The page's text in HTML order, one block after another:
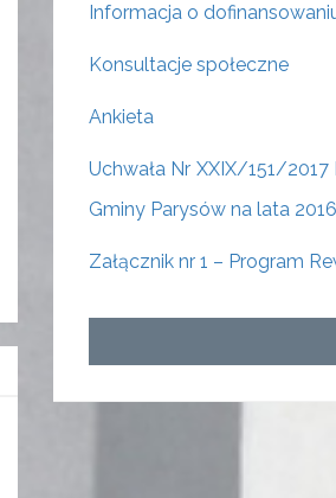
Informacja o
Konsultacje społeczne
Ankieta
Uchwała Nr XXIX/151/
Gminy Parysów na lata
Załącznik nr 1 – Program